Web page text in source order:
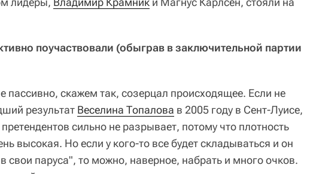
поучаствовали (обыграв в заключительной партии
пассивно, скажем так, созерцал происходящее. Если не
результат Веселина Топалова в 2005 году в Сент-Луисе,
претендентов сильно не разрывает, потому что плотность
высокая. Но если у кого-то все будет складываться и он
свои паруса", то можно, наверное, набрать и много очков.